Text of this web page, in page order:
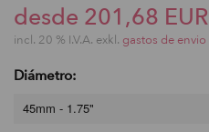
desde 201,68 EUR
incl. 20 % I.V.A. exkl. gastos de envio
Diámetro:
45mm - 1.75"